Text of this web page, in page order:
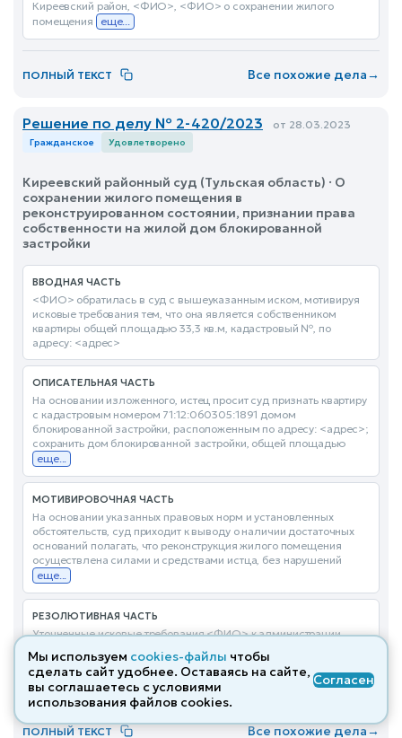
Киреевский район, <ФИО>, <ФИО> о сохранении жилого
помещения
еще...
ПОЛНЫЙ ТЕКСТ Все похожие дела→
Решение по делу № 2-420/2023 от 28.03.2023
Гражданское Удовлетворено
Киреевский районный суд (Тульская область) · О
сохранении жилого помещения в
реконструированном состоянии, признании права
собственности на жилой дом блокированной
застройки
ВВОДНАЯ ЧАСТЬ
<ФИО> обратилась в суд с вышеуказанным иском, мотивируя
исковые требования тем, что она является собственником
квартиры общей площадью 33,3 кв.м, кадастровый №, по
адресу: <адрес>
ОПИСАТЕЛЬНАЯ ЧАСТЬ
На основании изложенного, истец просит суд признать квартиру
с кадастровым номером 71:12:060305:1891 домом
блокированной застройки, расположенным по адресу: <адрес>;
сохранить дом блокированной застройки, общей площадью
еще...
МОТИВИРОВОЧНАЯ ЧАСТЬ
На основании указанных правовых норм и установленных
обстоятельств, суд приходит к выводу о наличии достаточных
оснований полагать, что реконструкция жилого помещения
осуществлена силами и средствами истца, без нарушений
еще...
РЕЗОЛЮТИВНАЯ ЧАСТЬ
Уточненные исковые требования <ФИО> к администрации
муниципального образования город Липки Киреевского района,
<ФИО>, <ФИО>, <ФИО>, <ФИО>, <ФИО>, <ФИО> о
сохранении жилого помещения
еще...
ПОЛНЫЙ ТЕКСТ Все похожие дела→
Мы используем cookies-файлы чтобы
сделать сайт удобнее. Оставаясь на сайте,
вы соглашаетесь с условиями
использования файлов cооkies.
Согласен